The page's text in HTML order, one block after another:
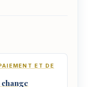
ET DE